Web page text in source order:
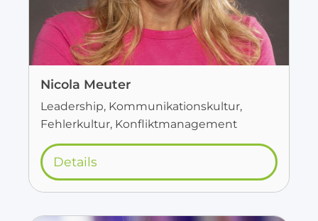
Nicola Meuter
Leadership, Kommunikationskultur,
Fehlerkultur, Konfliktmanagement
Details